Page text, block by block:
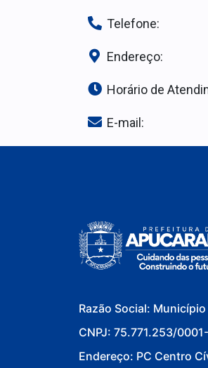
Telefone:
Endereço:
Horário de
E-mail:
Razão Social:
CNPJ: 75.771.253/
Endereço: PC Centro